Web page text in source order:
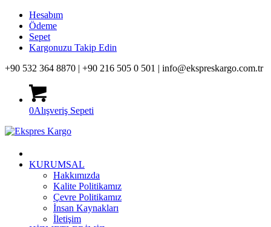
Hesabım
Ödeme
Sepet
Kargonuzu Takip Edin
+90 532 364 8870 | +90 216 505 0 501 | info@ekspreskargo.com.tr
0Alışveriş Sepeti
KURUMSAL
Hakkımızda
Kalite Politikamız
Çevre Politikamız
İnsan Kaynakları
İletişim